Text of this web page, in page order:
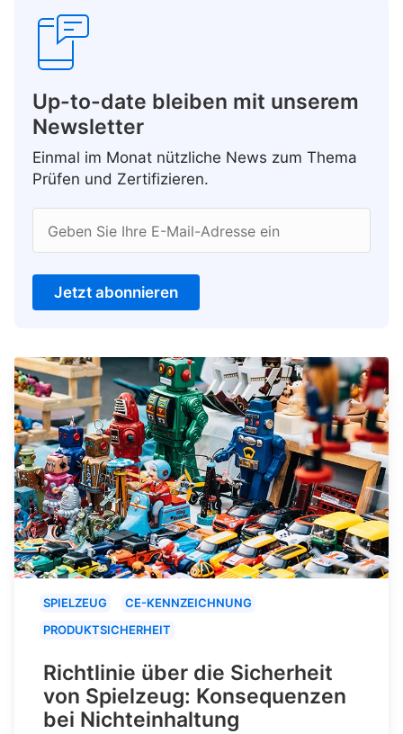
Up-to-date bleiben mit unserem
Newsletter
Einmal im Monat nützliche News zum Thema
Prüfen und Zertifizieren.
Geben Sie Ihre E-Mail-Adresse ein
Jetzt abonnieren
SPIELZEUG
CE-KENNZEICHNUNG
PRODUKTSICHERHEIT
Richtlinie über die Sicherheit
von Spielzeug: Konsequenzen
bei Nichteinhaltung